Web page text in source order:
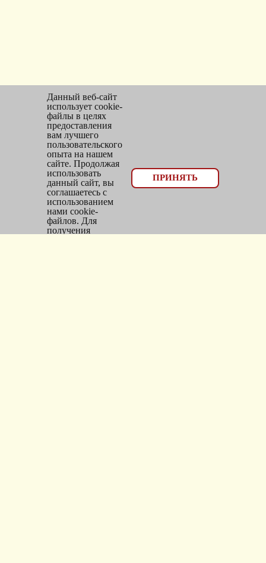
© 2026, оптовый отдел Мир трикотажа
bms_opt@mail.ru
Тел: 8(383)300-10-20
Адрес: г.Новосибирск,
Данный веб-сайт
использует cookie-
файлы в целях
предоставления
вам лучшего
пользовательского
опыта на нашем
сайте. Продолжая
использовать
данный сайт, вы
соглашаетесь с
использованием
нами cookie-
файлов. Для
получения
ПРИНЯТЬ